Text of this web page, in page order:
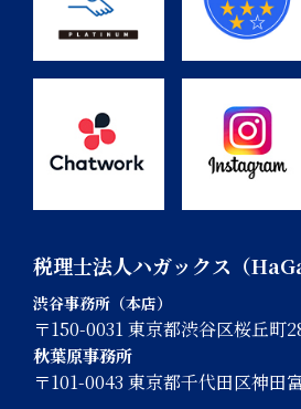
税理士法人ハガックス（
渋谷事務所（本店）
〒150-0031 東京都渋谷区桜丘町
秋葉原事務所
〒101-0043 東京都千代田区神田